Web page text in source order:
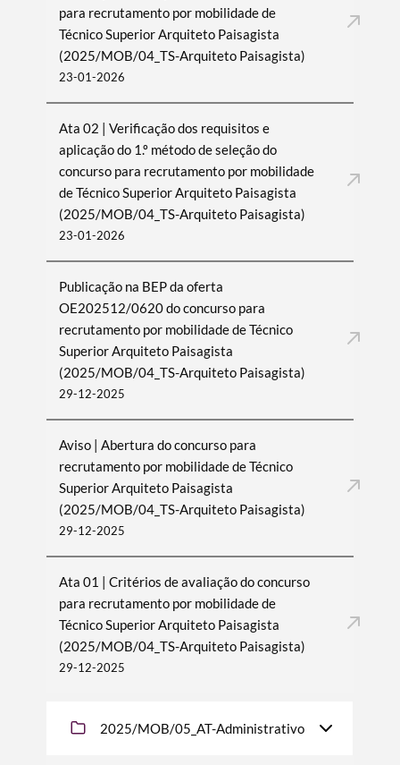
para recrutamento por mobilidade de
Técnico Superior Arquiteto Paisagista
(2025/MOB/04_TS-Arquiteto Paisagista)
23-01-2026
Ata 02 | Verificação dos requisitos e
aplicação do 1.º método de seleção do
concurso para recrutamento por mobilidade
de Técnico Superior Arquiteto Paisagista
(2025/MOB/04_TS-Arquiteto Paisagista)
23-01-2026
Publicação na BEP da oferta
OE202512/0620 do concurso para
recrutamento por mobilidade de Técnico
Superior Arquiteto Paisagista
(2025/MOB/04_TS-Arquiteto Paisagista)
29-12-2025
Aviso | Abertura do concurso para
recrutamento por mobilidade de Técnico
Superior Arquiteto Paisagista
(2025/MOB/04_TS-Arquiteto Paisagista)
29-12-2025
Ata 01 | Critérios de avaliação do concurso
para recrutamento por mobilidade de
Técnico Superior Arquiteto Paisagista
(2025/MOB/04_TS-Arquiteto Paisagista)
29-12-2025
2025/MOB/05_AT-Administrativo